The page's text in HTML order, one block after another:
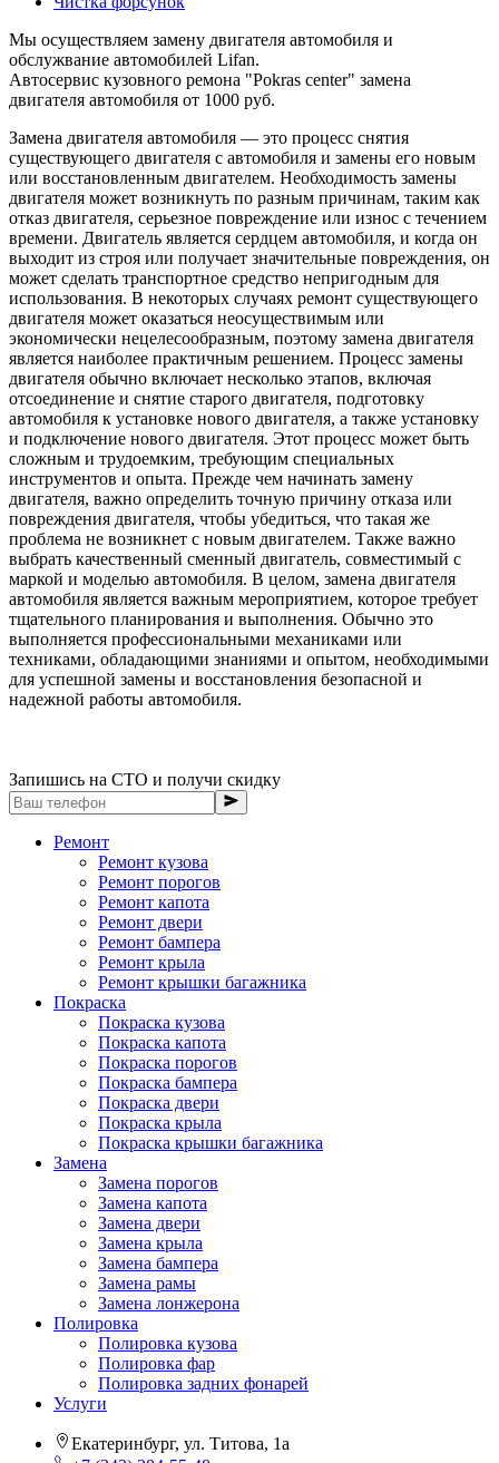
Мы осуществляем замену двигателя автомобиля и
обслужвание автомобилей Lifan.
Автосервис кузовного ремона "Pokras center" замена
двигателя автомобиля от 1000 руб.
Замена двигателя автомобиля — это процесс снятия
существующего двигателя с автомобиля и замены его новым
или восстановленным двигателем. Необходимость замены
двигателя может возникнуть по разным причинам, таким как
отказ двигателя, серьезное повреждение или износ с течением
времени. Двигатель является сердцем автомобиля, и когда он
выходит из строя или получает значительные повреждения, он
может сделать транспортное средство непригодным для
использования. В некоторых случаях ремонт существующего
двигателя может оказаться неосуществимым или
экономически нецелесообразным, поэтому замена двигателя
является наиболее практичным решением. Процесс замены
двигателя обычно включает несколько этапов, включая
отсоединение и снятие старого двигателя, подготовку
автомобиля к установке нового двигателя, а также установку
и подключение нового двигателя. Этот процесс может быть
сложным и трудоемким, требующим специальных
инструментов и опыта. Прежде чем начинать замену
двигателя, важно определить точную причину отказа или
повреждения двигателя, чтобы убедиться, что такая же
проблема не возникнет с новым двигателем. Также важно
выбрать качественный сменный двигатель, совместимый с
маркой и моделью автомобиля. В целом, замена двигателя
автомобиля является важным мероприятием, которое требует
тщательного планирования и выполнения. Обычно это
выполняется профессиональными механиками или
техниками, обладающими знаниями и опытом, необходимыми
для успешной замены и восстановления безопасной и
надежной работы автомобиля.
Запишись на СТО и получи скидку
Ремонт
Ремонт кузова
Ремонт порогов
Ремонт капота
Ремонт двери
Ремонт бампера
Ремонт крыла
Ремонт крышки багажника
Покраска
Покраска кузова
Покраска капота
Покраска порогов
Покраска бампера
Покраска двери
Покраска крыла
Покраска крышки багажника
Замена
Замена порогов
Замена капота
Замена двери
Замена крыла
Замена бампера
Замена рамы
Замена лонжерона
Полировка
Полировка кузова
Полировка фар
Полировка задних фонарей
Услуги
Екатеринбург, ул. Титова, 1а